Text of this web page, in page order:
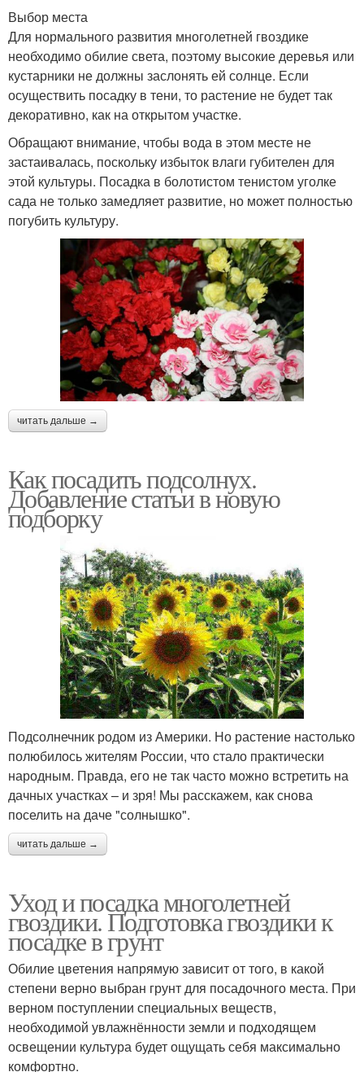
Выбор места
Для нормального развития многолетней гвоздике
необходимо обилие света, поэтому высокие деревья или
кустарники не должны заслонять ей солнце. Если
осуществить посадку в тени, то растение не будет так
декоративно, как на открытом участке.
Обращают внимание, чтобы вода в этом месте не
застаивалась, поскольку избыток влаги губителен для
этой культуры. Посадка в болотистом тенистом уголке
сада не только замедляет развитие, но может полностью
погубить культуру.
читать дальше →
Как посадить подсолнух.
Добавление статьи в новую
подборку
Подсолнечник родом из Америки. Но растение настолько
полюбилось жителям России, что стало практически
народным. Правда, его не так часто можно встретить на
дачных участках – и зря! Мы расскажем, как снова
поселить на даче "солнышко".
читать дальше →
Уход и посадка многолетней
гвоздики. Подготовка гвоздики к
посадке в грунт
Обилие цветения напрямую зависит от того, в какой
степени верно выбран грунт для посадочного места. При
верном поступлении специальных веществ,
необходимой увлажнённости земли и подходящем
освещении культура будет ощущать себя максимально
комфортно.